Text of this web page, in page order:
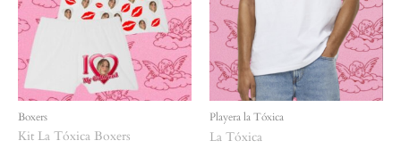
Boxers
Kit La Tóxica Boxers
Playera la Tóxica
La Tóxica